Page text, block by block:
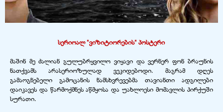
სერიოალ "ვიზიტიორების" პოსტერი
მაშინ მე ძალიან გულუბრყვილო ვიყავი და ვერნერ ფონ ბრაუნის
ნათქვამს არასერიოზულად ვეკიდებოდი. მაგრამ დღეს
გამაოგნებელი გამოცანის ნამსხვრევებმა თავიანთი ადგილები
დაიკავეს და წარმოქმნეს აწმყოსა და უახლოესი მომავლის პირქუში
სურათი.